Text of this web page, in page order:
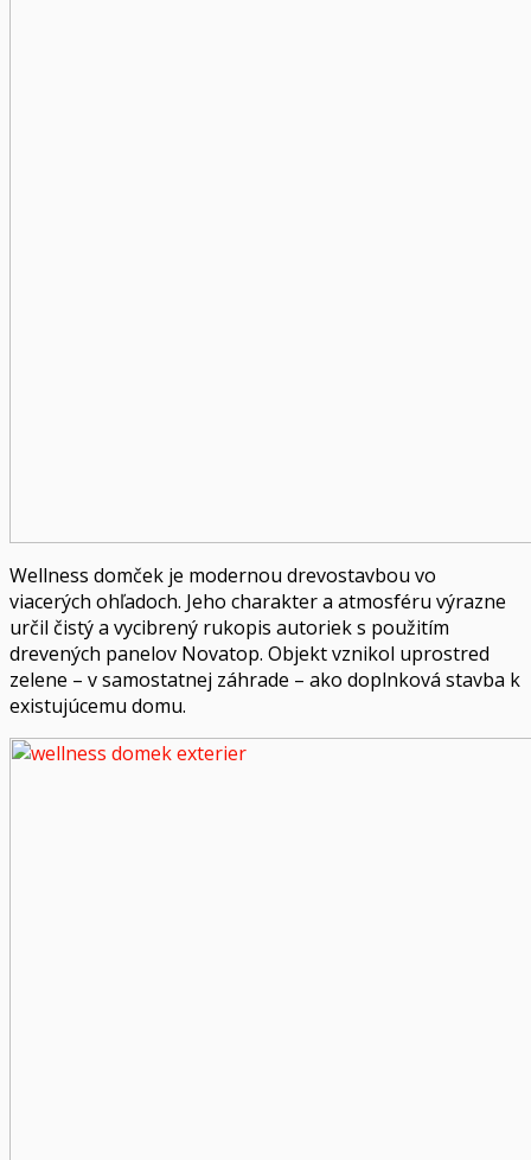
Wellness domček je modernou drevostavbou vo
viacerých ohľadoch. Jeho charakter a atmosféru výrazne
určil čistý a vycibrený rukopis autoriek s použitím
drevených panelov Novatop. Objekt vznikol uprostred
zelene – v samostatnej záhrade – ako doplnková stavba k
existujúcemu domu.